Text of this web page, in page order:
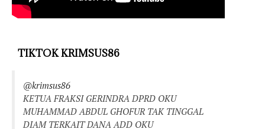
TIKTOK KRIMSUS86
@krimsus86
KETUA FRAKSI GERINDRA DPRD OKU
MUHAMMAD ABDUL GHOFUR TAK TINGGAL
DIAM TERKAIT DANA ADD OKU